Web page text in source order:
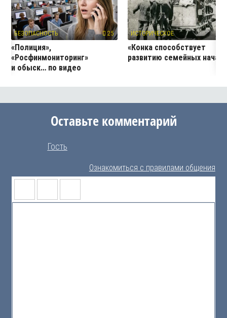
БЕЗОПАСНОСТЬ 25
«Полиция»,
«Росфинмониторинг»
и обыск… по видео
ИСТОРИЧЕСКОЕ
«Конка способствует
развитию семейных начал»
Оставьте комментарий
Гость
Ознакомиться с правилами общения